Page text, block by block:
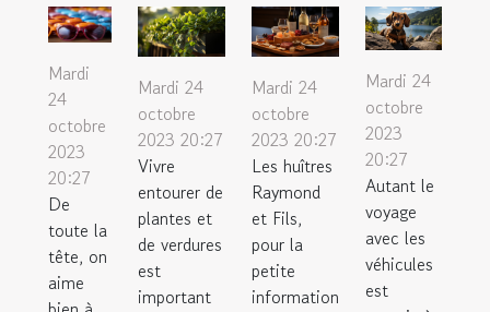
Mardi
24
octobre
2023
20:27
De
toute la
tête, on
aime
Mardi 24
octobre
2023 20:27
Vivre
entourer de
plantes et
de verdures
est
important
Mardi 24
octobre
2023 20:27
Les huîtres
Raymond
et Fils,
pour la
petite
information
Mardi 24
octobre
2023
20:27
Autant le
voyage
avec les
véhicules
est